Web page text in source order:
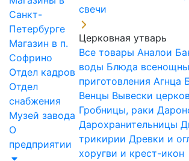
Санкт-
Петербурге
Магазин в п.
Софрино
Отдел кадров
Отдел
снабжения
Музей завода
О
предприятии
свечи
Церковная утварь
Все товары Аналои
воды Блюда
приготовления Агнца
Венцы Вывески
Гробницы, раки
Дарохранительницы
трикирии Древки и
хоругви и крест-икон